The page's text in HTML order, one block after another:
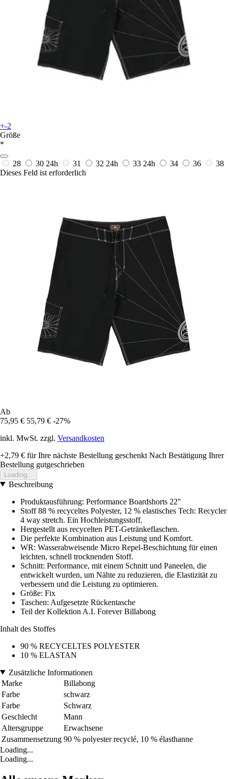
+-2
Größe
*
28 30 24h 31 32 24h 33 24h 34 36
38
Dieses Feld ist erforderlich
Ab
75,95 € 55,79 € -27%
inkl. MwSt. zzgl. Versandkosten
+2,79 € für Ihre nächste Bestellung geschenkt Nach Bestätigung Ihrer
Bestellung gutgeschrieben
Loading...
Beschreibung
Produktausführung: Performance Boardshorts 22"
Stoff 88 % recyceltes Polyester, 12 % elastisches Tech: Recycler
4 way stretch. Ein Hochleistungsstoff.
Hergestellt aus recycelten PET-Getränkeflaschen.
Die perfekte Kombination aus Leistung und Komfort.
WR: Wasserabweisende Micro Repel-Beschichtung für einen
leichten, schnell trocknenden Stoff.
Schnitt: Performance, mit einem Schnitt und Paneelen, die
entwickelt wurden, um Nähte zu reduzieren, die Elastizität zu
verbessern und die Leistung zu optimieren.
Größe: Fix
Taschen: Aufgesetzte Rückentasche
Teil der Kollektion A.I. Forever Billabong
Inhalt des Stoffes
90 % RECYCELTES POLYESTER
10 % ELASTAN
Zusätzliche Informationen
Marke
Billabong
Farbe
schwarz
Farbe
Schwarz
Geschlecht
Mann
Altersgruppe
Erwachsene
Zusammensetzung 90 % polyester recyclé, 10 % élasthanne
Loading...
Loading...